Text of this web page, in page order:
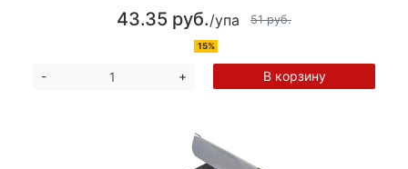
43.35 руб./упа 51 руб.
15%
- + В корзину